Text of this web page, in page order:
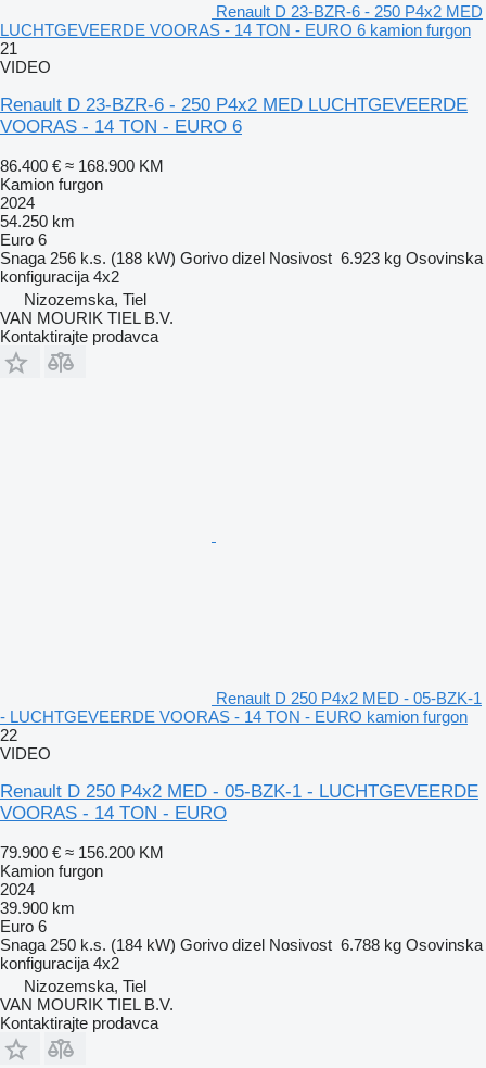
Renault D 23-BZR-6 - 250 P4x2 MED
LUCHTGEVEERDE VOORAS - 14 TON - EURO 6 kamion furgon
21
VIDEO
Renault D 23-BZR-6 - 250 P4x2 MED LUCHTGEVEERDE
VOORAS - 14 TON - EURO 6
86.400 € ≈ 168.900 KM
Kamion furgon
2024
54.250 km
Euro 6
Snaga 256 k.s. (188 kW) Gorivo dizel Nosivost 6.923 kg Osovinska
konfiguracija 4x2
Nizozemska, Tiel
VAN MOURIK TIEL B.V.
Kontaktirajte prodavca
Renault D 250 P4x2 MED - 05-BZK-1
- LUCHTGEVEERDE VOORAS - 14 TON - EURO kamion furgon
22
VIDEO
Renault D 250 P4x2 MED - 05-BZK-1 - LUCHTGEVEERDE
VOORAS - 14 TON - EURO
79.900 € ≈ 156.200 KM
Kamion furgon
2024
39.900 km
Euro 6
Snaga 250 k.s. (184 kW) Gorivo dizel Nosivost 6.788 kg Osovinska
konfiguracija 4x2
Nizozemska, Tiel
VAN MOURIK TIEL B.V.
Kontaktirajte prodavca